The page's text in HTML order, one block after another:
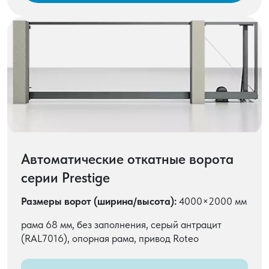
и агрессивным воздействиям окружающей
Автоматические откатные ворота
серии Prestige
Размеры ворот (ширина/высота):4000×2000 мм
рама 68 мм, без заполнения, серый антрацит
(RAL7016), опорная рама, привод Roteo